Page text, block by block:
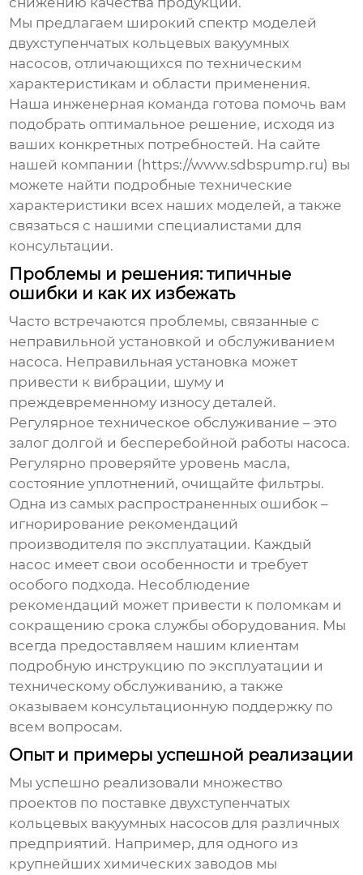
Мы предлагаем широкий спектр моделей
двухступенчатых кольцевых вакуумных
насосов, отличающихся по техническим
характеристикам и области применения.
Наша инженерная команда готова помочь вам
подобрать оптимальное решение, исходя из
ваших конкретных потребностей. На сайте
нашей компании (https://www.sdbspump.ru) вы
можете найти подробные технические
характеристики всех наших моделей, а также
связаться с нашими специалистами для
консультации.
Проблемы и решения: типичные
ошибки и как их избежать
Часто встречаются проблемы, связанные с
неправильной установкой и обслуживанием
насоса. Неправильная установка может
привести к вибрации, шуму и
преждевременному износу деталей.
Регулярное техническое обслуживание – это
залог долгой и бесперебойной работы насоса.
Регулярно проверяйте уровень масла,
состояние уплотнений, очищайте фильтры.
Одна из самых распространенных ошибок –
игнорирование рекомендаций
производителя по эксплуатации. Каждый
насос имеет свои особенности и требует
особого подхода. Несоблюдение
рекомендаций может привести к поломкам и
сокращению срока службы оборудования. Мы
всегда предоставляем нашим клиентам
подробную инструкцию по эксплуатации и
техническому обслуживанию, а также
оказываем консультационную поддержку по
всем вопросам.
Опыт и примеры успешной реализации
Мы успешно реализовали множество
проектов по поставкедвухступенчатых
кольцевых вакуумных насосов для различных
предприятий. Например, для одного из
крупнейших химических заводов мы